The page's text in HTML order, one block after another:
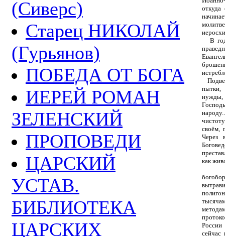
(Сиверс)
Старец НИКОЛАЙ
(Гурьянов)
ПОБЕДА ОТ БОГА
ИЕРЕЙ РОМАН
ЗЕЛЕНСКИЙ
ПРОПОВЕДИ
ЦАРСКИЙ
УСТАВ.
БИБЛИОТЕКА
ЦАРСКИХ
В
пытки,
нужды,
своём,
Через
как
сейчас